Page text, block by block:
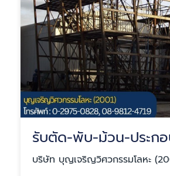
รับตัด-พับ-ม้วน-ประกอ
บริษัท บุญเจริญวิศวกรรมโลหะ